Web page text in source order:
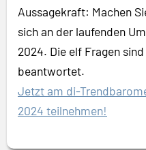
Aussagekraft: Machen
sich an der laufenden
2024. Die elf Fragen
beantwortet.
Jetzt am di-
2024 teilnehmen!